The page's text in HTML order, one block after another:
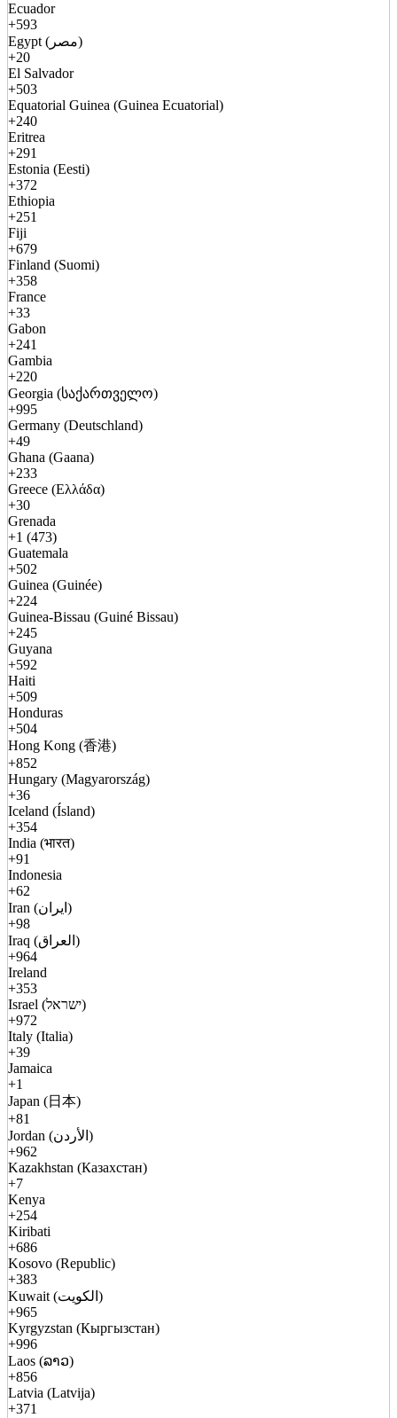
Ecuador
+593
Egypt (مصر)
+20
El Salvador
+503
Equatorial Guinea (Guinea Ecuatorial)
+240
Eritrea
+291
Estonia (Eesti)
+372
Ethiopia
+251
Fiji
+679
Finland (Suomi)
+358
France
+33
Gabon
+241
Gambia
+220
Georgia (საქართველო)
+995
Germany (Deutschland)
+49
Ghana (Gaana)
+233
Greece (Ελλάδα)
+30
Grenada
+1 (473)
Guatemala
+502
Guinea (Guinée)
+224
Guinea-Bissau (Guiné Bissau)
+245
Guyana
+592
Haiti
+509
Honduras
+504
Hong Kong (香港)
+852
Hungary (Magyarország)
+36
Iceland (Ísland)
+354
India (भारत)
+91
Indonesia
+62
Iran (ایران)
+98
Iraq (العراق)
+964
Ireland
+353
Israel (ישראל)
+972
Italy (Italia)
+39
Jamaica
+1
Japan (日本)
+81
Jordan (الأردن)
+962
Kazakhstan (Казахстан)
+7
Kenya
+254
Kiribati
+686
Kosovo (Republic)
+383
Kuwait (الكويت)
+965
Kyrgyzstan (Кыргызстан)
+996
Laos (ລາວ)
+856
Latvia (Latvija)
+371